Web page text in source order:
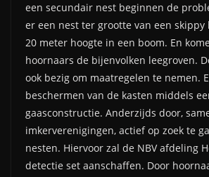
een secundair nest beginnen de
er een nest ter grootte van een skippy
20 meter hoogte in een boom. En
hoornaars de bijenvolken leegroven.
ook bezig om maatregelen te nemen.
beschermen van de kasten middels
gaasconstructie. Anderzijds door,
imkerverenigingen, actief op zoek te
nesten. Hiervoor zal de NBV afdeling
detectie set aanschaffen. Door